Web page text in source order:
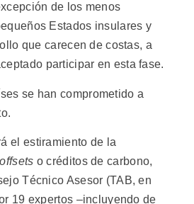
de los menos
Estados insulares y
que carecen de costas, a
participar en esta fase.
se han comprometido a
el estiramiento de la
offsets o créditos de carbono,
Técnico Asesor (TAB, en
19 expertos –incluyendo de